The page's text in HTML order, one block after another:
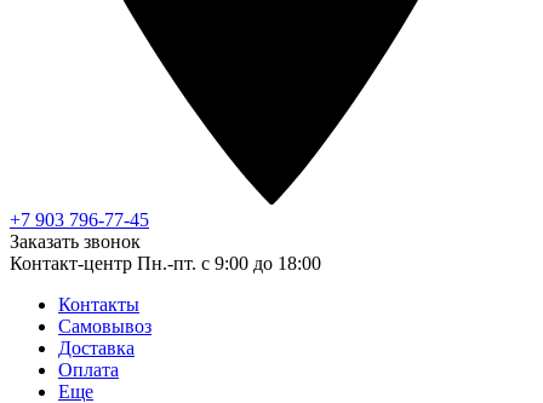
+7 903 796-77-45
Заказать звонок
Контакт-центр Пн.-пт. с 9:00 до 18:00
Контакты
Самовывоз
Доставка
Оплата
Еще